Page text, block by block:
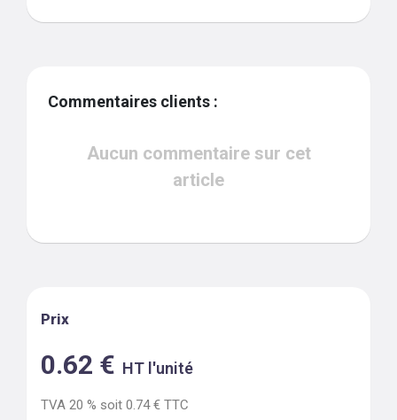
Commentaires clients :
Aucun commentaire sur cet
article
Prix
0.62 € HT l'unité
TVA 20 % soit 0.74 € TTC